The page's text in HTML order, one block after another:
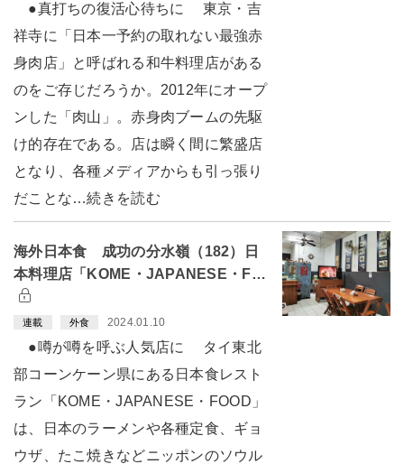
●真打ちの復活心待ちに 東京・吉
祥寺に「日本一予約の取れない最強赤
身肉店」と呼ばれる和牛料理店がある
のをご存じだろうか。2012年にオープ
ンした「肉山」。赤身肉ブームの先駆
け的存在である。店は瞬く間に繁盛店
となり、各種メディアからも引っ張り
だことな…続きを読む
海外日本食 成功の分水嶺（182）日
本料理店「KOME・JAPANESE・F…
連載 外食 2024.01.10
●噂が噂を呼ぶ人気店に タイ東北
部コーンケーン県にある日本食レスト
ラン「KOME・JAPANESE・FOOD」
は、日本のラーメンや各種定食、ギョ
ウザ、たこ焼きなどニッポンのソウル